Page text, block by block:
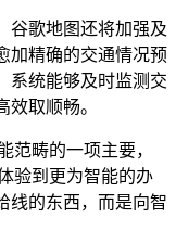
歌地图还将加强及
加精确的交通情况预
系统能够及时监测交
取顺畅。
畴的一项主要，
验到更为智能的办
线的东西，而是向智